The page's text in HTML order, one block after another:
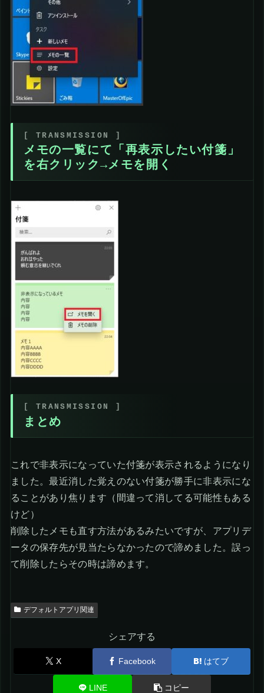
メモの一覧にて「再表示したい付箋」
を右クリック→メモを開く
まとめ
これで非表示になっていた付箋が表示されるようになり
ました。最近消した覚えのない付箋が勝手に非表示にな
ることがあり焦ります（間違って消してる可能性もある
けど）
削除したメモも直す方法があるみたいですが、アプリデ
ータの保存先が見当たらなかったので諦めました。誤っ
て削除したらその時は諦めます。
デフォルトアプリ関連
シェアする
X Facebook はてブ
LINE コピー